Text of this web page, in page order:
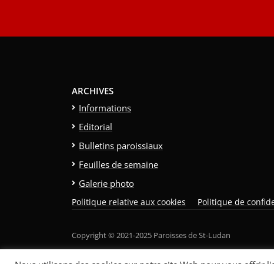
ARCHIVES
Informations
Editorial
Bulletins paroissiaux
Feuilles de semaine
Galerie photo
Politique relative aux cookies Politique de
Copyright © 2021-2025 Paroisses de St-Ludan